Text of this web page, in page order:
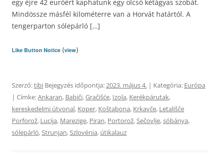
egy éjre 42 euróért kaphatunk egy olcsó kétágyas szobát.
Mindössze másfél kilométerre van a Horvát határtól. A
tengerparton sólepárló […]
Like Button Notice (view)
Szerző:tibi Bejegyzés időpontja:2023. május 4. | Kategória: Európa
| Címke:Ankaran, Babiči,Gračišće, Izola, Kerékpárutak,
kereskedelmi útvonal, Koper, Koštabona, Krkavče, Letališče
Porforož, Lucija, Marezige, Piran, Portorož,Sečovlje,sóbánya,
sólepárló,Strunjan,Szlovénia, útikalauz